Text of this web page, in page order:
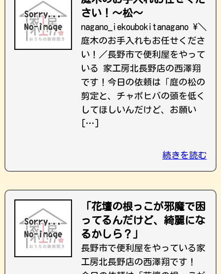
さい！～松～
nagano_iekoubokitanagano \＼
庭木のお手入れもお任せくださ
い！／長野市で便利屋をやって
いる 家工房北長野店の西澤翔
です！今日の依頼は「庭の松の
剪定と、チャボヒバの頭を低く
してほしいんだけど、お願い
[…]
続きを読む
「花壇の根っこが邪魔で困
ってるんだけど、綺麗にな
るかしら？」
長野市で便利屋をやっている家
工房北長野店の西澤翔です！